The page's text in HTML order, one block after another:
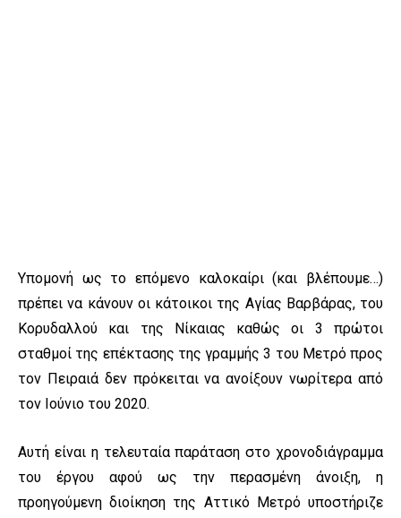
Υπομονή ως το επόμενο καλοκαίρι (και βλέπουμε…)
πρέπει να κάνουν οι κάτοικοι της Αγίας Βαρβάρας, του
Κορυδαλλού και της Νίκαιας καθώς οι 3 πρώτοι
σταθμοί της επέκτασης της γραμμής 3 του Μετρό προς
τον Πειραιά δεν πρόκειται να ανοίξουν νωρίτερα από
τον Ιούνιο του 2020.
Αυτή είναι η τελευταία παράταση στο χρονοδιάγραμμα
του έργου αφού ως την περασμένη άνοιξη, η
προηγούμενη διοίκηση της Αττικό Μετρό υποστήριζε